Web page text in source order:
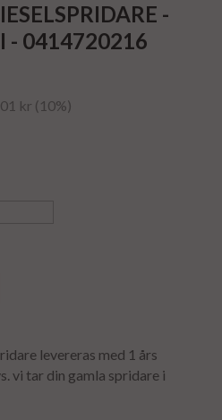
-
- 0414720216
kr (10%)
levereras med 1 års
vi tar din gamla spridare i